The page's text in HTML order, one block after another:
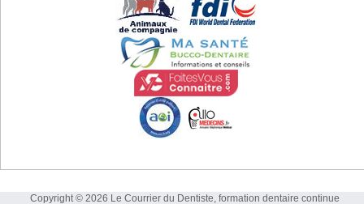
Copyright © 2026 Le Courrier du Dentiste, formation dentaire continue